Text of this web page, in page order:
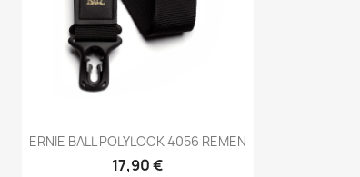
Brzi pregled
ERNIE BALL POLYLOCK 4056 REMEN
17,90 €